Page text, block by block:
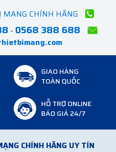
CHÍNH HÃNG
- 0568 388 688
GIAO HÀNG
TOÀN QUỐC
HỖ TRỢ ONLINE
BÁO GIÁ 24/7
CHÍNH HÃNG UY TÍN